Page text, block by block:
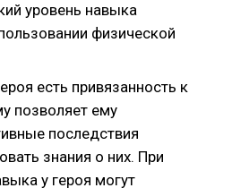
уровень навыка
физической
есть привязанность к
позволяет ему
последствия
знания о них. При
у героя могут